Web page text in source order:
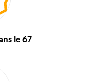
le 67